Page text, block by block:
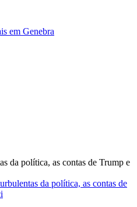
em Genebra
da política, as contas de Trump e
da política, as contas de